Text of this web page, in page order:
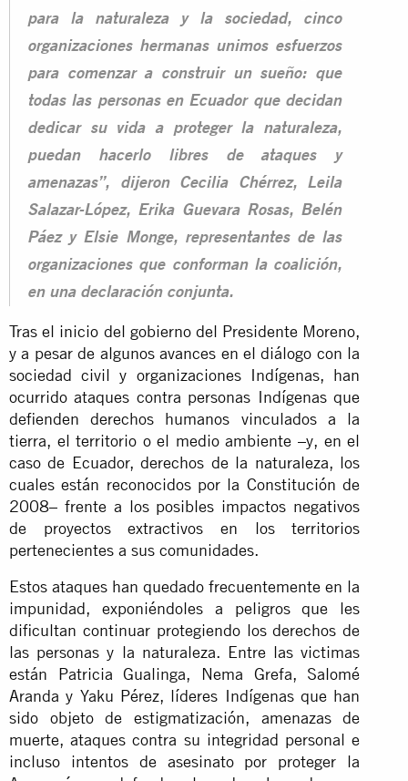
para la naturaleza y la sociedad, cinco
organizaciones hermanas unimos esfuerzos
para comenzar a construir un sueño: que
todas las personas en Ecuador que decidan
dedicar su vida a proteger la naturaleza,
puedan hacerlo libres de ataques y
amenazas”, dijeron Cecilia Chérrez, Leila
Salazar-López, Erika Guevara Rosas, Belén
Páez y Elsie Monge, representantes de las
organizaciones que conforman la coalición,
en una declaración conjunta.
Tras el inicio del gobierno del Presidente Moreno,
y a pesar de algunos avances en el diálogo con la
sociedad civil y organizaciones Indígenas, han
ocurrido ataques contra personas Indígenas que
defienden derechos humanos vinculados a la
tierra, el territorio o el medio ambiente –y, en el
caso de Ecuador, derechos de la naturaleza, los
cuales están reconocidos por la Constitución de
2008– frente a los posibles impactos negativos
de proyectos extractivos en los territorios
pertenecientes a sus comunidades.
Estos ataques han quedado frecuentemente en la
impunidad, exponiéndoles a peligros que les
dificultan continuar protegiendo los derechos de
las personas y la naturaleza. Entre las victimas
están Patricia Gualinga, Nema Grefa, Salomé
Aranda y Yaku Pérez, líderes Indígenas que han
sido objeto de estigmatización, amenazas de
muerte, ataques contra su integridad personal e
incluso intentos de asesinato por proteger la